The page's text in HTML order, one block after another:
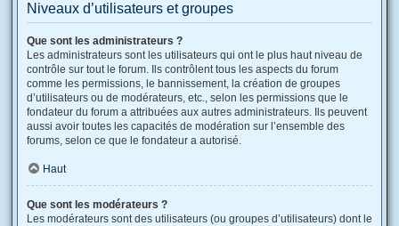
Niveaux d’utilisateurs et groupes
Que sont les administrateurs ?
Les administrateurs sont les utilisateurs qui ont le plus haut niveau de
contrôle sur tout le forum. Ils contrôlent tous les aspects du forum
comme les permissions, le bannissement, la création de groupes
d’utilisateurs ou de modérateurs, etc., selon les permissions que le
fondateur du forum a attribuées aux autres administrateurs. Ils peuvent
aussi avoir toutes les capacités de modération sur l’ensemble des
forums, selon ce que le fondateur a autorisé.
Haut
Que sont les modérateurs ?
Les modérateurs sont des utilisateurs (ou groupes d’utilisateurs) dont le